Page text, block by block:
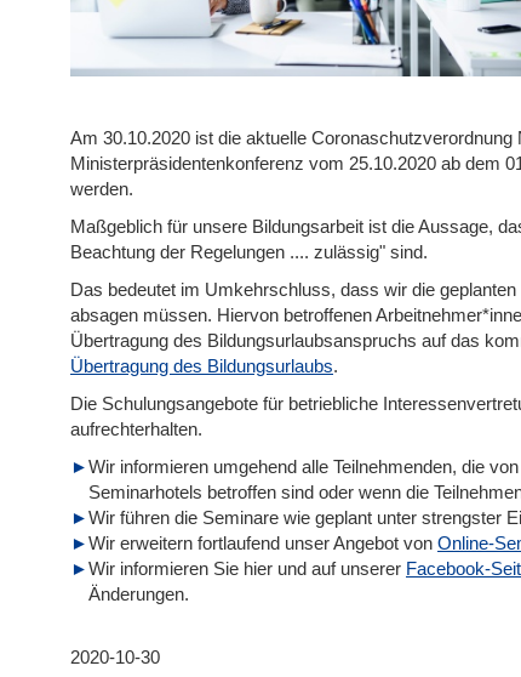
Am 30.10.2020 ist die aktuelle
Ministerpräsidentenkonferenz vom 25.10.2020 ab dem
werden.
Maßgeblich für unsere Bildungsarbeit ist die Aussage,
Beachtung der Regelungen .... zulässig" sind.
Das bedeutet im Umkehrschluss, dass wir die
absagen müssen. Hiervon betroffenen
Übertragung des Bildungsurlaubsanspruchs auf das
Übertragung des Bildungsurlaubs.
Die Schulungsangebote für betriebliche
aufrechterhalten.
Wir informieren umgehend alle Teilnehmenden, die
Seminarhotels betroffen sind oder wenn die
Wir führen die Seminare wie geplant unter strengster
Wir erweitern fortlaufend unser Angebot von Online-
Wir informieren Sie hier und auf unserer Facebook-
Änderungen.
2020-10-30